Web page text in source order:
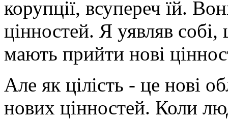
корупції, всупереч їй.
цінностей. Я уявляв
мають прийти нові
Але як цілість - це нові
нових цінностей. Коли